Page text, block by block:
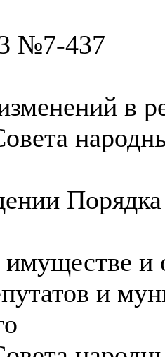
№7-437
в
имуществе и
и